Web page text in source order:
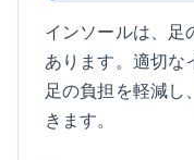
インソールは、足
あります。適切な
足の負担を軽減し
きます。